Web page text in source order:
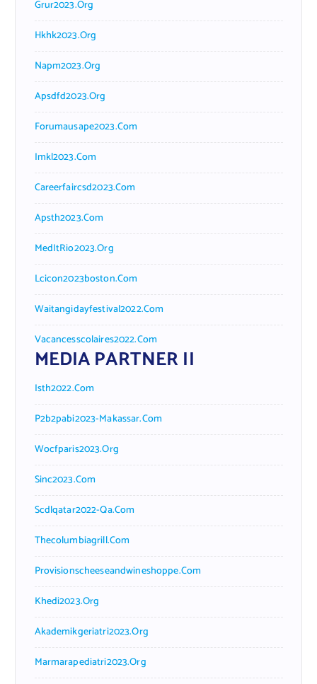
Grur2023.org
Hkhk2023.org
Napm2023.org
Apsdfd2023.org
Forumausape2023.com
Imkl2023.com
Careerfaircsd2023.com
Apsth2023.com
MedItRio2023.org
Lcicon2023boston.com
Waitangidayfestival2022.com
Vacancesscolaires2022.com
MEDIA PARTNER II
Isth2022.com
P2b2pabi2023-Makassar.com
Wocfparis2023.org
Sinc2023.com
Scdlqatar2022-Qa.com
Thecolumbiagrill.com
Provisionscheeseandwineshoppe.com
Khedi2023.org
Akademikgeriatri2023.org
Marmarapediatri2023.org